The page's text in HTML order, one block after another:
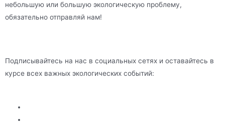
небольшую или большую экологическую проблему,
обязательно отправляй нам!
Подписывайтесь на нас в социальных сетях и оставайтесь в
курсе всех важных экологических событий: